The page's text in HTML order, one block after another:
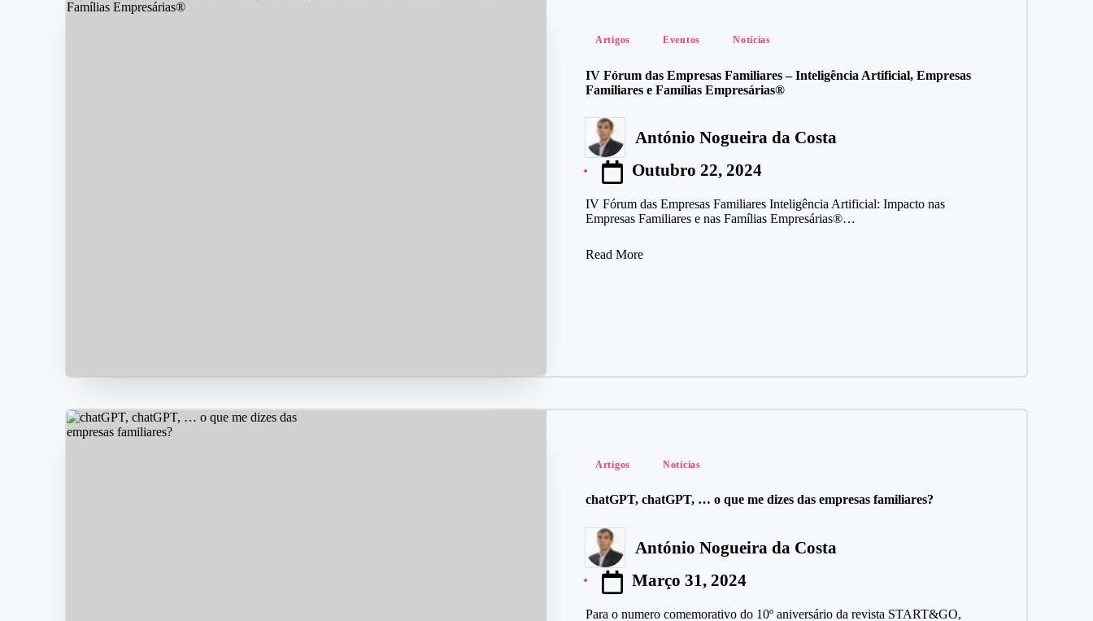
Posted
Artigos Eventos Notícias
IV Fórum das Empresas Familiares – Inteligência Artificial, Empresas
Familiares e Famílias Empresárias®
Posted
by
António Nogueira da Costa
Outubro 22, 2024
IV Fórum das Empresas Familiares Inteligência Artificial: Impacto nas
Empresas Familiares e nas Famílias Empresárias®…
Read More
Posted
Artigos Notícias
chatGPT, chatGPT, … o que me dizes das empresas familiares?
Posted
by
António Nogueira da Costa
Março 31, 2024
Para o numero comemorativo do 10º aniversário da revista START&GO,